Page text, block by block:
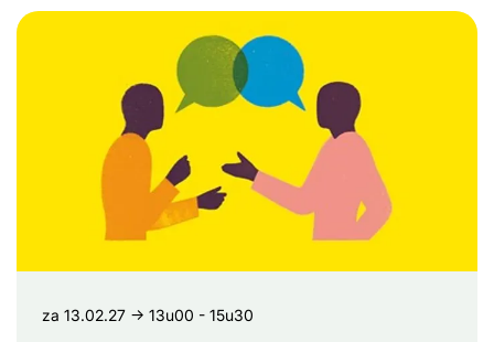
za 13.02.27 → 13u00 - 15u30